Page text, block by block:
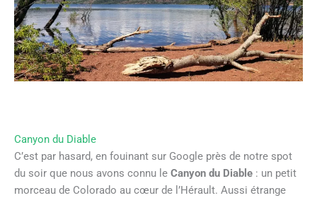
Canyon du Diable
C’est par hasard, en fouinant sur Google près de notre spot
du soir que nous avons connu le Canyon du Diable : un petit
morceau de Colorado au cœur de l’Hérault. Aussi étrange